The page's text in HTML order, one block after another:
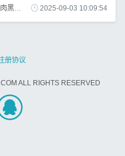
黑丝 后厨颠勺 阳台浇花
2025-09-03 10:09:54
册协议
ALL RIGHTS RESERVED